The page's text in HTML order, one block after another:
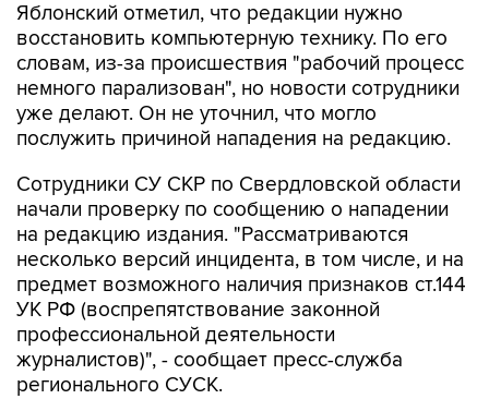
Яблонский отметил, что редакции нужно
восстановить компьютерную технику. По его
словам, из-за происшествия "рабочий процесс
немного парализован", но новости сотрудники
уже делают. Он не уточнил, что могло
послужить причиной нападения на редакцию.
Сотрудники СУ СКР по Свердловской области
начали проверку по сообщению о нападении
на редакцию издания. "Рассматриваются
несколько версий инцидента, в том числе, и на
предмет возможного наличия признаков ст.144
УК РФ (воспрепятствование законной
профессиональной деятельности
журналистов)", - сообщает пресс-служба
регионального СУСК.